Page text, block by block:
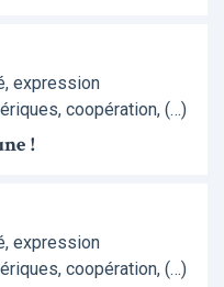
expression
coopération, (…)
!
expression
coopération, (…)